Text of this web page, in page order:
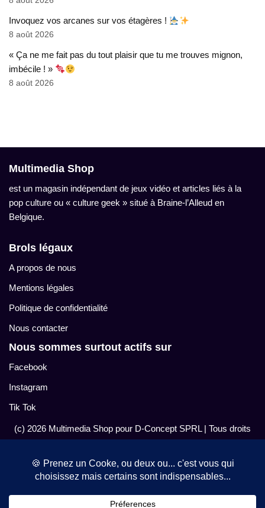
Invoquez vos arcanes sur vos étagères !
8 août 2026
« Ça ne me fait pas du tout plaisir que tu me trouves mignon,
imbécile ! »
8 août 2026
Multimedia Shop
est un magasin indépendant de jeux vidéo et articles liés à la
pop culture ou « culture geek » situé à Braine-l’Alleud en
Belgique.
Brols légaux
A propos de nous
Mentions légales
Politique de confidentialité
Nous contacter
Nous sommes surtout actifs sur
Facebook
Instagram
Tik Tok
(c) 2026 Multimedia Shop pour D-Concept SPRL| Tous droits
réservés.
nos bêtises naturelles.
Nous trouver IRL